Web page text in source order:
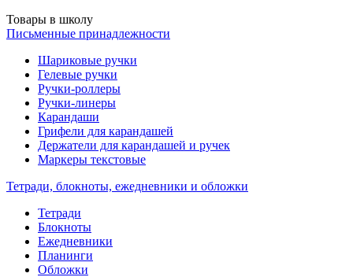
Товары в школу
Письменные принадлежности
Шариковые ручки
Гелевые ручки
Ручки-роллеры
Ручки-линеры
Карандаши
Грифели для карандашей
Держатели для карандашей и ручек
Маркеры текстовые
Тетради, блокноты, ежедневники и обложки
Тетради
Блокноты
Ежедневники
Планинги
Обложки